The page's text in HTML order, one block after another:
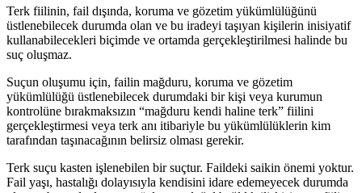
Terk fiilinin, fail dışında, koruma ve gözetim yükümlülüğünü
üstlenebilecek durumda olan ve bu iradeyi taşıyan kişilerin inisiyatif
kullanabilecekleri biçimde ve ortamda gerçekleştirilmesi halinde bu
suç oluşmaz.
Suçun oluşumu için, failin mağduru, koruma ve gözetim
yükümlülüğü üstlenebilecek durumdaki bir kişi veya kurumun
kontrolüne bırakmaksızın “mağduru kendi haline terk” fiilini
gerçekleştirmesi veya terk anı itibariyle bu yükümlülüklerin kim
tarafından taşınacağının belirsiz olması gerekir.
Terk suçu kasten işlenebilen bir suçtur. Faildeki saikin önemi yoktur.
Fail yaşı, hastalığı dolayısıyla kendisini idare edemeyecek durumda